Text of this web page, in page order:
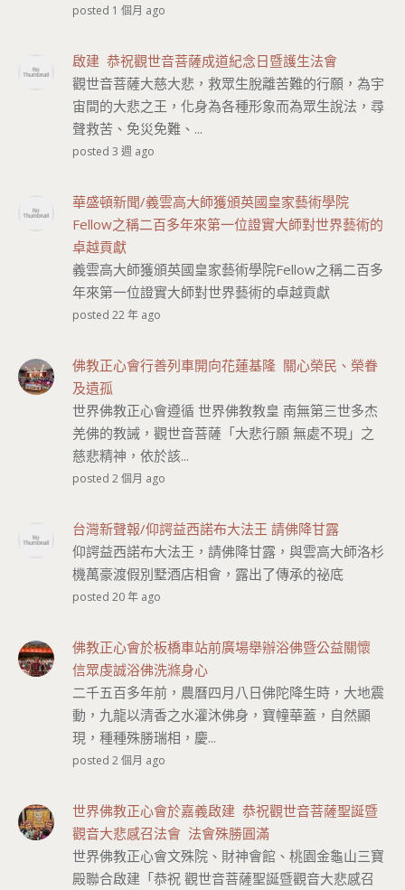
posted 1 個月 ago
啟建 恭祝觀世音菩薩成道紀念日暨護生法會
觀世音菩薩大慈大悲，救眾生脫離苦難的行願，為宇
宙間的大悲之王，化身為各種形象而為眾生說法，尋
聲救苦、免災免難、...
posted 3 週 ago
華盛頓新聞/義雲高大師獲頒英國皇家藝術學院
Fellow之稱二百多年來第一位證實大師對世界藝術的
卓越貢獻
義雲高大師獲頒英國皇家藝術學院Fellow之稱二百多
年來第一位證實大師對世界藝術的卓越貢獻
posted 22 年 ago
佛教正心會行善列車開向花蓮基隆 關心榮民、榮眷
及遺孤
世界佛教正心會遵循 世界佛教教皇 南無第三世多杰
羌佛的教誡，觀世音菩薩「大悲行願 無處不現」之
慈悲精神，依於該...
posted 2 個月 ago
台灣新聲報/仰諤益西諾布大法王 請佛降甘露
仰諤益西諾布大法王，請佛降甘露，與雲高大師洛杉
機萬豪渡假別墅酒店相會，露出了傳承的祕底
posted 20 年 ago
佛教正心會於板橋車站前廣場舉辦浴佛暨公益關懷
信眾虔誠浴佛洗滌身心
二千五百多年前，農曆四月八日佛陀降生時，大地震
動，九龍以清香之水灌沐佛身，寶幢華蓋，自然顯
現，種種殊勝瑞相，慶...
posted 2 個月 ago
世界佛教正心會於嘉義啟建 恭祝觀世音菩薩聖誕暨
觀音大悲感召法會 法會殊勝圓滿
世界佛教正心會文殊院、財神會館、桃園金龜山三寶
殿聯合啟建「恭祝 觀世音菩薩聖誕暨觀音大悲感召